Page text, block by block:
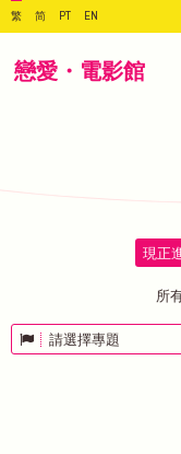
繁 简 PT EN
戀愛・電影館
現正
所
請選擇專題